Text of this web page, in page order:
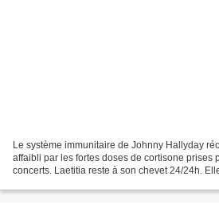
Le système immunitaire de Johnny Hallyday
affaibli par les fortes doses de cortisone prises
concerts. Laetitia reste à son chevet 24/24h.